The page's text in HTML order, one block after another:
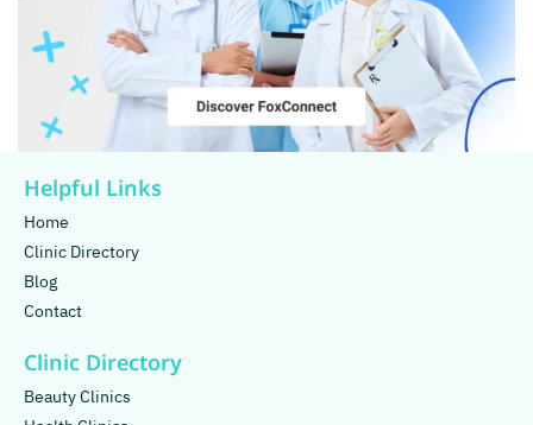
Helpful Links
Home
Clinic Directory
Blog
Contact
Clinic Directory
Beauty Clinics